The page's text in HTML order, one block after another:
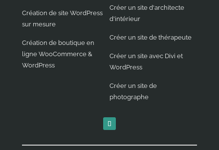
Création de site WordPress
sur mesure
Création de boutique en
ligne WooCommerce &
WordPress
Créer un site d'architecte
d'intérieur
Créer un site de thérapeute
Créer un site avec Divi et
WordPress
Créer un site de
photographe